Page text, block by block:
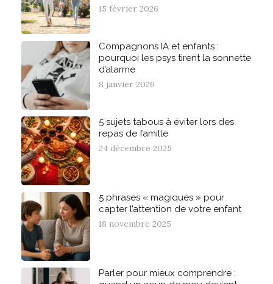
15 février 2026
Compagnons IA et enfants :
pourquoi les psys tirent la sonnette
d’alarme
8 janvier 2026
5 sujets tabous à éviter lors des
repas de famille
24 décembre 2025
5 phrases « magiques » pour
capter l’attention de votre enfant
18 novembre 2025
Parler pour mieux comprendre :